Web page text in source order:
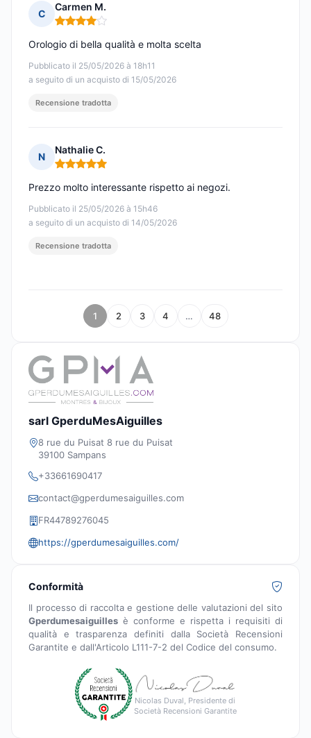
C
Carmen M.
Nota: 4 su 5
Pubblicato il 25/05/2026 à 18h11
a seguito di un acquisto di 15/05/2026
Orologio di bella qualità e molta scelta
Recensione tradotta
N
Nathalie C.
Nota: 5 su 5
Pubblicato il 25/05/2026 à 15h46
a seguito di un acquisto di 14/05/2026
Prezzo molto interessante rispetto ai negozi.
Recensione tradotta
1 2 3 4 … 48
sarl GperduMesAiguilles
8 rue du Puisat 8 rue du Puisat
39100 Sampans
+33661690417
contact@gperdumesaiguilles.com
FR44789276045
https://gperdumesaiguilles.com/
Conformità
Il processo di raccolta e gestione delle valutazioni del sito
Gperdumesaiguilles è conforme e rispetta i requisiti di
qualità e trasparenza definiti dalla Società Recensioni
Garantite e dall'Articolo L111-7-2 del Codice del consumo.
Nicolas Duval, Presidente di
Società Recensioni Garantite